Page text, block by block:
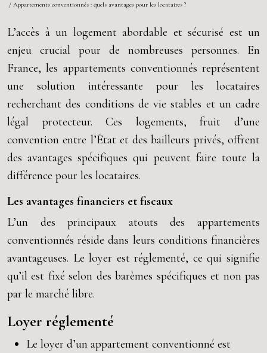
/ Appartements conventionnés : quels avantages pour les locataires ?
L’accès à un logement abordable et sécurisé est un
enjeu crucial pour de nombreuses personnes. En
France, les appartements conventionnés représentent
une solution intéressante pour les locataires
recherchant des conditions de vie stables et un cadre
légal protecteur. Ces logements, fruit d’une
convention entre l’État et des bailleurs privés, offrent
des avantages spécifiques qui peuvent faire toute la
différence pour les locataires.
Les avantages financiers et fiscaux
L’un des principaux atouts des appartements
conventionnés réside dans leurs conditions financières
avantageuses. Le loyer est réglementé, ce qui signifie
qu’il est fixé selon des barèmes spécifiques et non pas
par le marché libre.
Loyer réglementé
Le loyer d’un appartement conventionné est